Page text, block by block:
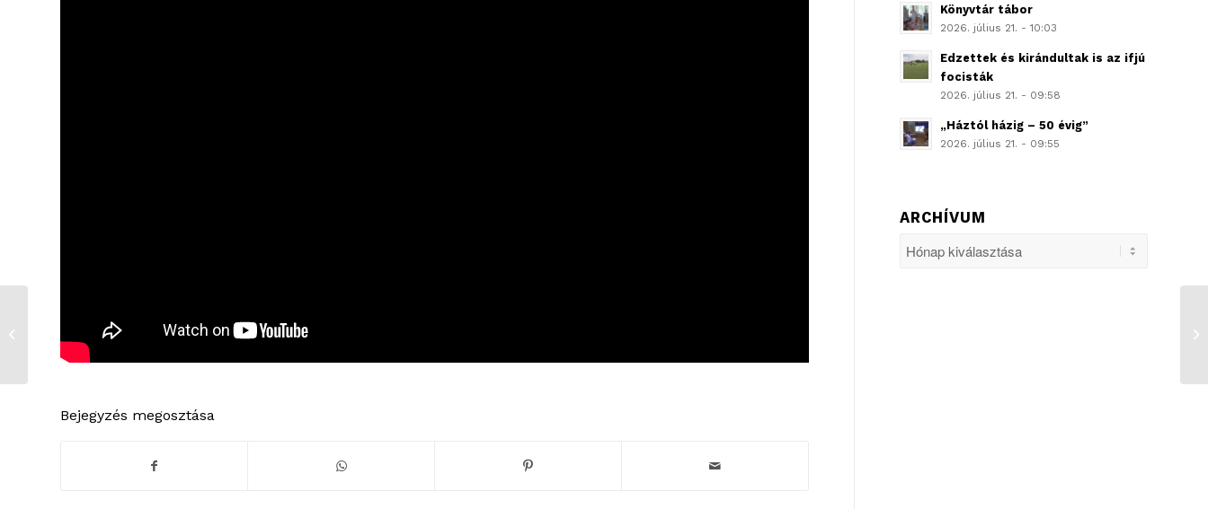
Bejegyzés megosztása
Könyvtár tábor
2026. július 21. - 10:03
Edzettek és kirándultak is az ifjú
focisták
2026. július 21. - 09:58
„Háztól házig – 50 évig”
2026. július 21. - 09:55
ARCHÍVUM
Korlátozások a
Belvárosi ABC-ben